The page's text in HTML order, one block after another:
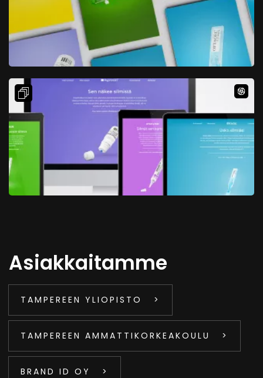
Asiakkaitamme
TAMPEREEN YLIOPISTO
TAMPEREEN AMMATTIKORKEAKOULU
BRAND ID OY